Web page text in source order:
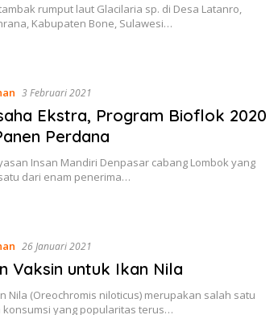
rumput laut Glacilaria sp. di Desa Latanro,
Kabupaten Bone, Sulawesi…
3 Februari 2021
Ekstra, Program Bioflok 2020
Perdana
Insan Mandiri Denpasar cabang Lombok yang
dari enam penerima…
26 Januari 2021
Vaksin untuk Ikan Nila
Nila (Oreochromis niloticus) merupakan salah satu
konsumsi yang popularitas terus…